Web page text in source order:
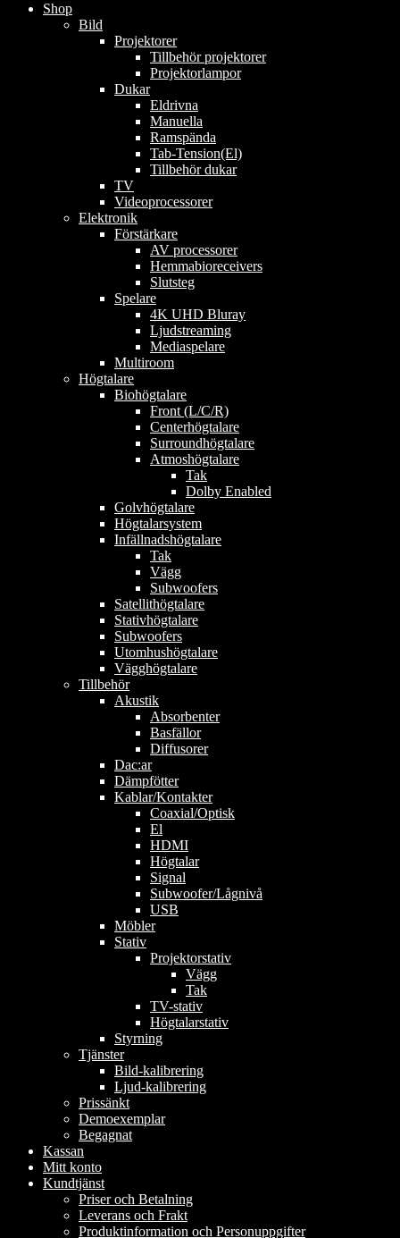
Shop
Bild
Projektorer
Tillbehör projektorer
Projektorlampor
Dukar
Eldrivna
Manuella
Ramspända
Tab-Tension(El)
Tillbehör dukar
TV
Videoprocessorer
Elektronik
Förstärkare
AV processorer
Hemmabioreceivers
Slutsteg
Spelare
4K UHD Bluray
Ljudstreaming
Mediaspelare
Multiroom
Högtalare
Biohögtalare
Front (L/C/R)
Centerhögtalare
Surroundhögtalare
Atmoshögtalare
Tak
Dolby Enabled
Golvhögtalare
Högtalarsystem
Infällnadshögtalare
Tak
Vägg
Subwoofers
Satellithögtalare
Stativhögtalare
Subwoofers
Utomhushögtalare
Vägghögtalare
Tillbehör
Akustik
Absorbenter
Basfällor
Diffusorer
Dac:ar
Dämpfötter
Kablar/Kontakter
Coaxial/Optisk
El
HDMI
Högtalar
Signal
Subwoofer/Lågnivå
USB
Möbler
Stativ
Projektorstativ
Vägg
Tak
TV-stativ
Högtalarstativ
Styrning
Tjänster
Bild-kalibrering
Ljud-kalibrering
Prissänkt
Demoexemplar
Begagnat
Kassan
Mitt konto
Kundtjänst
Priser och Betalning
Leverans och Frakt
Produktinformation och Personuppgifter